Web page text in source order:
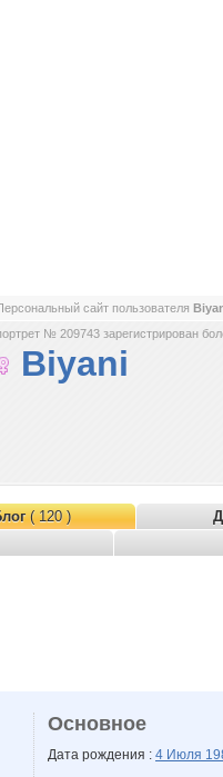
сайт пользователя
№ 209743 зарегистрирован
Biyani
( 120 )
Основное
Дата рождения : 4 Июля